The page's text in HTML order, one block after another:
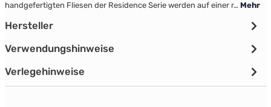
handgefertigten Fliesen der Residence Serie werden auf einer r… Mehr
Hersteller
Verwendungshinweise
Verlegehinweise